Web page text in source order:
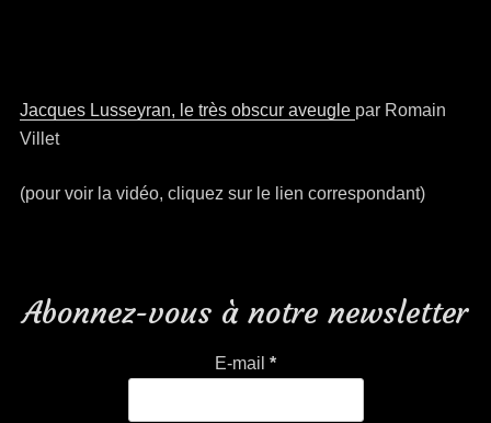
Jacques Lusseyran, le très obscur aveugle par Romain
Villet
(pour voir la vidéo, cliquez sur le lien correspondant)
Abonnez-vous à notre newsletter
E-mail *